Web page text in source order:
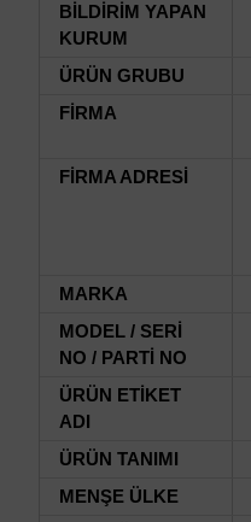
BİLDİRİM YAPAN
KURUM
ÜRÜN GRUBU
FİRMA
FİRMA ADRESİ
MARKA
MODEL / SERİ
NO / PARTİ NO
ÜRÜN ETİKET
ADI
ÜRÜN TANIMI
MENŞE ÜLKE